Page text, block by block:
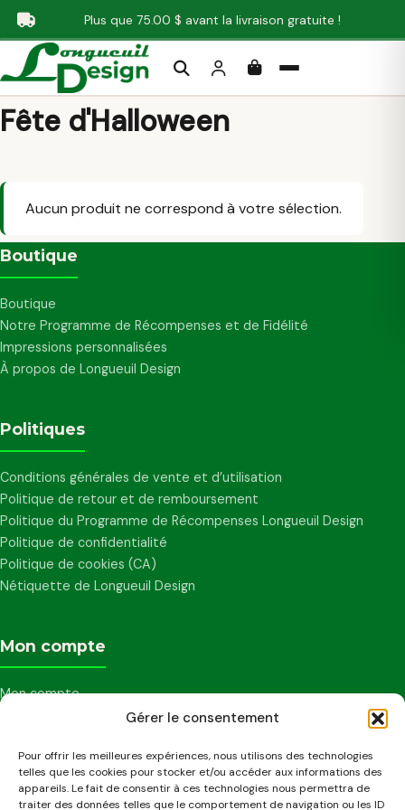
Gérer le consentement
Pour offrir les meilleures expériences, nous utilisons des technologies
telles que les cookies pour stocker et/ou accéder aux informations des
appareils. Le fait de consentir à ces technologies nous permettra de
traiter des données telles que le comportement de navigation ou les ID
Aller au contenu principal
Plus que 75.00 $ avant la livraison gratuite !
Rechercher
Fête d'Halloween
Aucun produit ne correspond à votre sélection.
Boutique
Boutique
Notre Programme de Récompenses et de Fidélité
Impressions personnalisées
À propos de Longueuil Design
Politiques
Conditions générales de vente et d’utilisation
Politique de retour et de remboursement
Politique du Programme de Récompenses Longueuil Design
Politique de confidentialité
Politique de cookies (CA)
Nétiquette de Longueuil Design
Mon compte
Mon compte
Ma liste de souhaits
Mon panier